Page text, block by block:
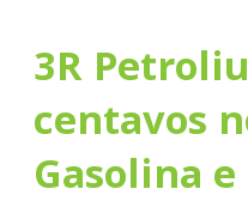
3R
centavos
Gasolina